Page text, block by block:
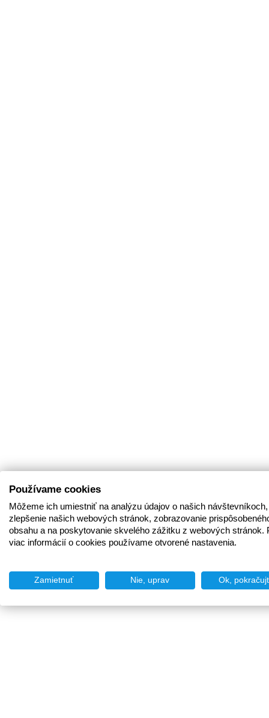
Používame cookies
Môžeme ich umiestniť na analýzu údajov o našich
zlepšenie našich webových stránok, zobrazovanie
obsahu a na poskytovanie skvelého zážitku z webových stránok.
viac informácií o cookies používame otvorené nastavenia.
Zamietnuť Nie, uprav Ok,